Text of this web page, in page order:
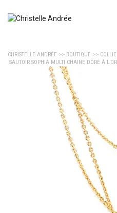
CHRISTELLE ANDRÉE >> BOUTIQUE >>
SAUTOIR SOPHIA MULTI CHAINE DORÉ À L’OR